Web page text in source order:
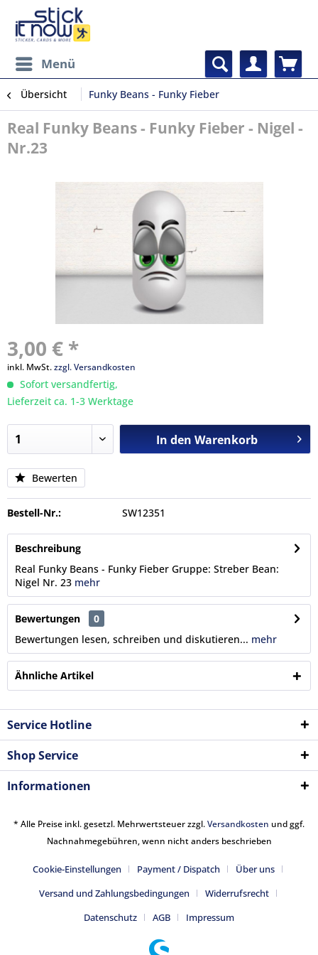
Menü
Übersicht Funky Beans - Funky Fieber
Real Funky Beans - Funky Fieber - Nigel -
Nr.23
3,00 € *
inkl. MwSt.zzgl. Versandkosten
Sofort versandfertig,
Lieferzeit ca. 1-3 Werktage
In den Warenkorb
Bewerten
Bestell-Nr.: SW12351
Beschreibung
Real Funky Beans - Funky Fieber Gruppe: Streber Bean:
Nigel Nr. 23 mehr
Bewertungen
0
Bewertungen lesen, schreiben und diskutieren... mehr
Ähnliche Artikel
Service Hotline
Shop Service
Informationen
* Alle Preise inkl. gesetzl. Mehrwertsteuer zzgl.Versandkosten und ggf.
Nachnahmegebühren, wenn nicht anders beschrieben
Cookie-Einstellungen Payment / Dispatch
Über uns
Versand und Zahlungsbedingungen
Widerrufsrecht
Datenschutz
AGB Impressum